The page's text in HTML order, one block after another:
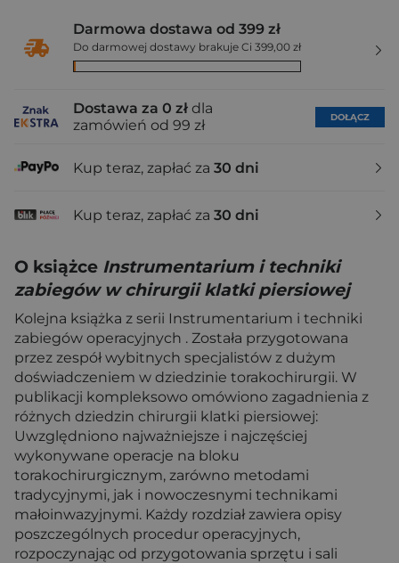
Darmowa dostawa od 399 zł
Do darmowej dostawy brakuje Ci 399,00 zł
Dostawa za 0 zł dla
zamówień od 99 zł
DOŁĄCZ
Kup teraz, zapłać za 30 dni
Kup teraz, zapłać za 30 dni
O książce Instrumentarium i techniki
zabiegów w chirurgii klatki piersiowej
Kolejna książka z serii Instrumentarium i techniki
zabiegów operacyjnych . Została przygotowana
przez zespół wybitnych specjalistów z dużym
doświadczeniem w dziedzinie torakochirurgii. W
publikacji kompleksowo omówiono zagadnienia z
różnych dziedzin chirurgii klatki piersiowej:
Uwzględniono najważniej­sze i najczęściej
wykonywane operacje na bloku
torakochirurgicznym, zarówno metodami
tradycyjnymi, jak i nowoczesnymi technikami
małoinwazyjnymi. Każdy rozdział zawiera opisy
poszczególnych procedur operacyjnych,
rozpoczynając od przygotowania sprzętu i sali